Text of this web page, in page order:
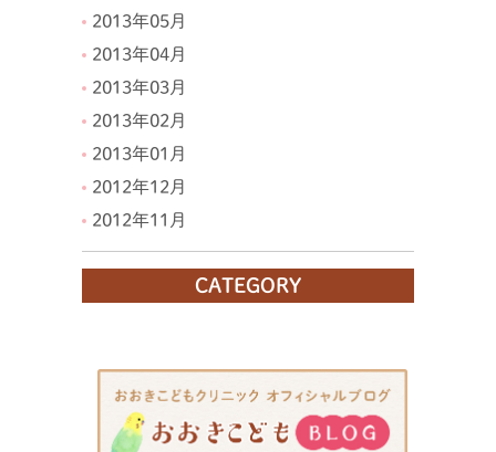
2013年05月
2013年04月
2013年03月
2013年02月
2013年01月
2012年12月
2012年11月
CATEGORY